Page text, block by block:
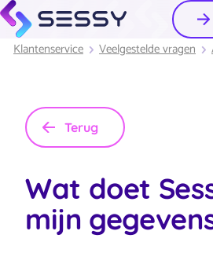
Klantenservice Veelgestelde vragen
Terug
Wat doet
mijn